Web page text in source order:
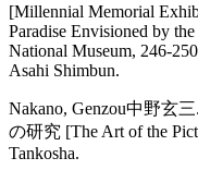
[Millennial Memorial
Paradise Envisioned by
National Museum, 246-
Asahi Shimbun.
Nakano, Genzou中野玄
の研究 [The Art of the
Tankosha.